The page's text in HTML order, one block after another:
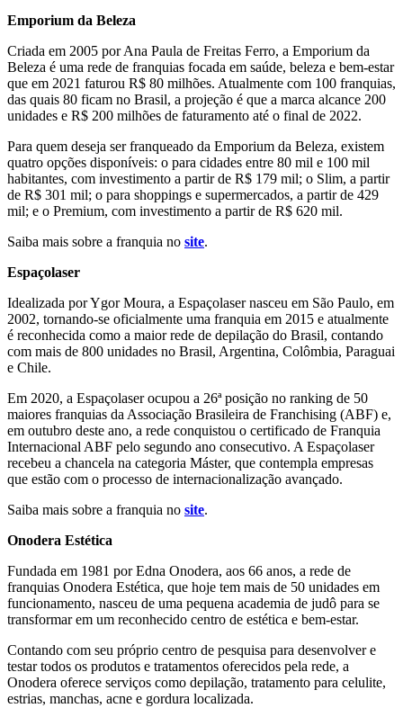
Emporium da Beleza
Criada em 2005 por Ana Paula de Freitas Ferro, a Emporium da
Beleza é uma rede de franquias focada em saúde, beleza e bem-estar
que em 2021 faturou R$ 80 milhões. Atualmente com 100 franquias,
das quais 80 ficam no Brasil, a projeção é que a marca alcance 200
unidades e R$ 200 milhões de faturamento até o final de 2022.
Para quem deseja ser franqueado da Emporium da Beleza, existem
quatro opções disponíveis: o para cidades entre 80 mil e 100 mil
habitantes, com investimento a partir de R$ 179 mil; o Slim, a partir
de R$ 301 mil; o para shoppings e supermercados, a partir de 429
mil; e o Premium, com investimento a partir de R$ 620 mil.
Saiba mais sobre a franquia no site.
Espaçolaser
Idealizada por Ygor Moura, a Espaçolaser nasceu em São Paulo, em
2002, tornando-se oficialmente uma franquia em 2015 e atualmente
é reconhecida como a maior rede de depilação do Brasil, contando
com mais de 800 unidades no Brasil, Argentina, Colômbia, Paraguai
e Chile.
Em 2020, a Espaçolaser ocupou a 26ª posição no ranking de 50
maiores franquias da Associação Brasileira de Franchising (ABF) e,
em outubro deste ano, a rede conquistou o certificado de Franquia
Internacional ABF pelo segundo ano consecutivo. A Espaçolaser
recebeu a chancela na categoria Máster, que contempla empresas
que estão com o processo de internacionalização avançado.
Saiba mais sobre a franquia no site.
Onodera Estética
Fundada em 1981 por Edna Onodera, aos 66 anos, a rede de
franquias Onodera Estética, que hoje tem mais de 50 unidades em
funcionamento, nasceu de uma pequena academia de judô para se
transformar em um reconhecido centro de estética e bem-estar.
Contando com seu próprio centro de pesquisa para desenvolver e
testar todos os produtos e tratamentos oferecidos pela rede, a
Onodera oferece serviços como depilação, tratamento para celulite,
estrias, manchas, acne e gordura localizada.